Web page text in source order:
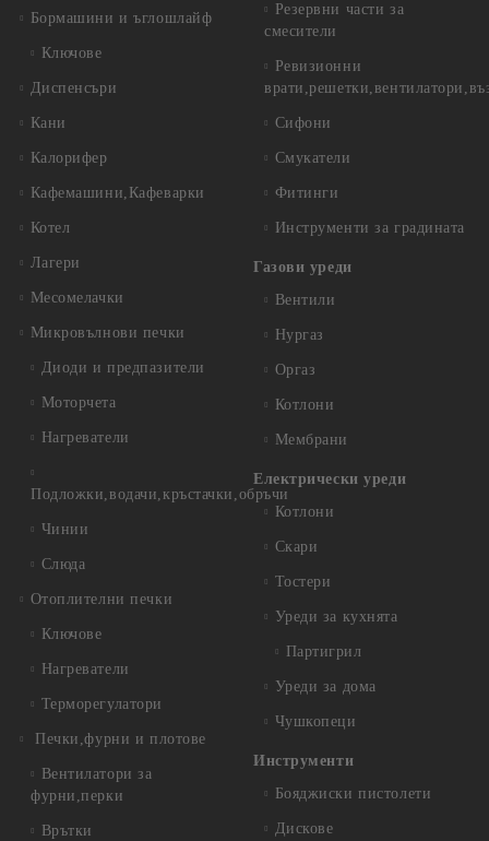
Бормашини и ъглошлайф
Ключове
Диспенсъри
Кани
Калорифер
Кафемашини,Кафеварки
Котел
Лагери
Месомелачки
Микровълнови печки
Диоди и предпазители
Моторчета
Нагреватели
Подложки,водачи,кръстачки,обръчи
Чинии
Слюда
Отоплителни печки
Ключове
Нагреватели
Терморегулатори
Печки,фурни и плотове
Вентилатори за
фурни,перки
Врътки
Резервни части за
смесители
Ревизионни
Сифони
Смукатели
Фитинги
Инструменти за градината
Газови уреди
Вентили
Нургаз
Оргаз
Котлони
Мембрани
Електрически уреди
Котлони
Скари
Тостери
Уреди за кухнята
Партигрил
Уреди за дома
Чушкопеци
Инструменти
Бояджиски пистолети
Дискове